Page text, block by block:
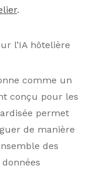
.
l’IA hôtelière
comme un
conçu pour les
permet
de manière
des